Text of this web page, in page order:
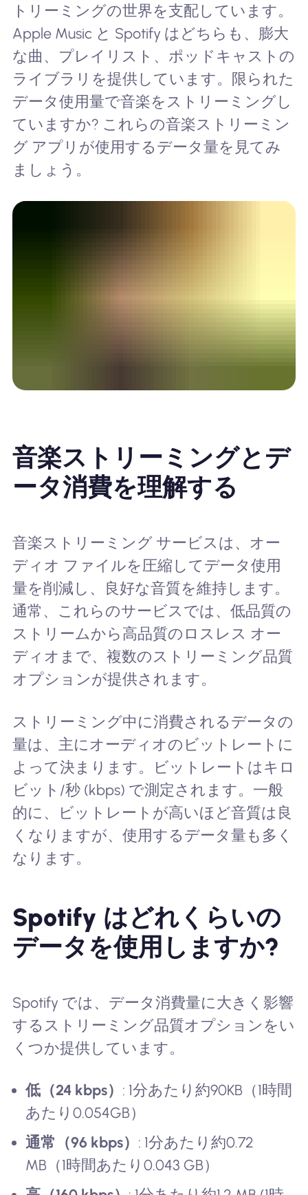
トリーミングの世界を支配しています。
Apple Music と Spotify はどちらも、膨大
な曲、プレイリスト、ポッドキャストの
ライブラリを提供しています。限られた
データ使用量で音楽をストリーミングし
ていますか? これらの音楽ストリーミン
グ アプリが使用するデータ量を見てみ
ましょう。
音楽ストリーミングとデ
ータ消費を理解する
音楽ストリーミング サービスは、オー
ディオ ファイルを圧縮してデータ使用
量を削減し、良好な音質を維持します。
通常、これらのサービスでは、低品質の
ストリームから高品質のロスレス オー
ディオまで、複数のストリーミング品質
オプションが提供されます。
ストリーミング中に消費されるデータの
量は、主にオーディオのビットレートに
よって決まります。ビットレートはキロ
ビット/秒 (kbps) で測定されます。一般
的に、ビットレートが高いほど音質は良
くなりますが、使用するデータ量も多く
なります。
Spotify はどれくらいの
データを使用しますか?
Spotify では、データ消費量に大きく影響
するストリーミング品質オプションをい
くつか提供しています。
低（24 kbps） : 1分あたり約90KB（1時間
あたり0.054GB）
通常（96 kbps） : 1分あたり約0.72
MB（1時間あたり0.043 GB）